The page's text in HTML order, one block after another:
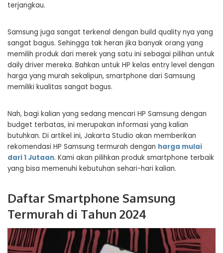
terjangkau.
Samsung juga sangat terkenal dengan build quality nya yang
sangat bagus. Sehingga tak heran jika banyak orang yang
memilih produk dari merek yang satu ini sebagai pilihan untuk
daily driver mereka. Bahkan untuk HP kelas entry level dengan
harga yang murah sekalipun, smartphone dari Samsung
memiliki kualitas sangat bagus.
Nah, bagi kalian yang sedang mencari HP Samsung dengan
budget terbatas, ini merupakan informasi yang kalian
butuhkan. Di artikel ini, Jakarta Studio akan memberikan
rekomendasi HP Samsung termurah dengan harga mulai
dari 1 Jutaan. Kami akan pilihkan produk smartphone terbaik
yang bisa memenuhi kebutuhan sehari-hari kalian.
Daftar Smartphone Samsung
Termurah di Tahun 2024